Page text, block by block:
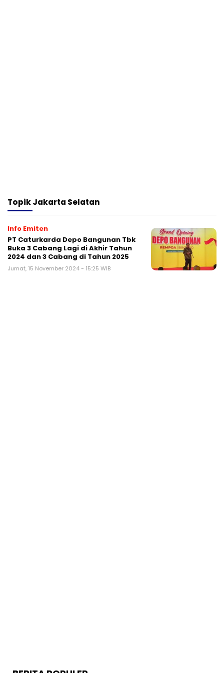
TopikJakarta Selatan
Info Emiten
PT Caturkarda Depo Bangunan Tbk
Buka 3 Cabang Lagi di Akhir Tahun
2024 dan 3 Cabang di Tahun 2025
Jumat, 15 November 2024 - 15:25 WIB